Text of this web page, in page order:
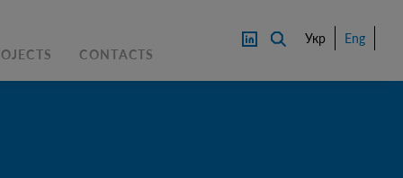
CONTACTS
Eng
Укр